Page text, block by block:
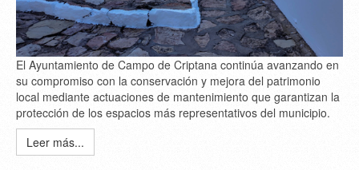
El Ayuntamiento de Campo de Criptana continúa avanzando en
su compromiso con la conservación y mejora del patrimonio
local mediante actuaciones de mantenimiento que garantizan la
protección de los espacios más representativos del municipio.
Leer más...